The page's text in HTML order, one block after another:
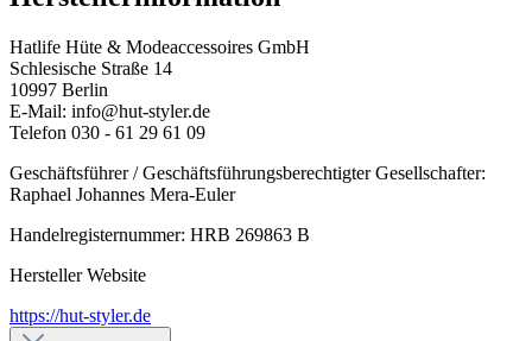
Hatlife Hüte & Modeaccessoires GmbH
Schlesische Straße 14
10997 Berlin
E-Mail: info@hut-styler.de
Telefon 030 - 61 29 61 09
Geschäftsführer / Geschäftsführungsberechtigter Gesellschafter:
Raphael Johannes Mera-Euler
Handelregisternummer: HRB 269863 B
Hersteller Website
https://hut-styler.de